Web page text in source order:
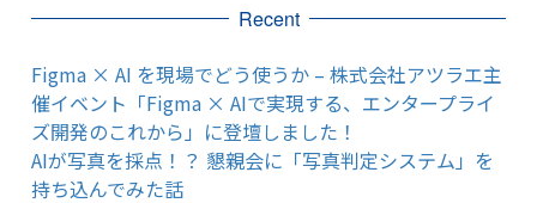
Recent
Figma × AI を現場でどう使うか – 株式会社アツラエ主
催イベント「Figma × AIで実現する、エンタープライ
ズ開発のこれから」に登壇しました！
AIが写真を採点！？ 懇親会に「写真判定システム」を
持ち込んでみた話